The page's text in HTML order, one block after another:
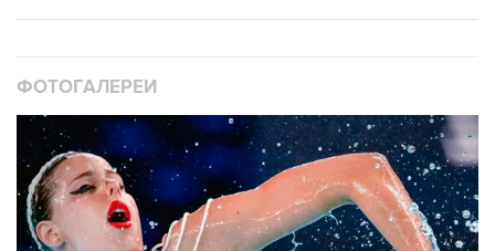
ФОТОГАЛЕРЕИ